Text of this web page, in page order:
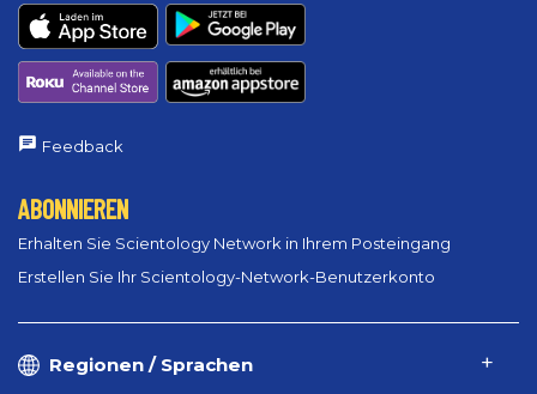
Feedback
ABONNIEREN
Erhalten Sie Scientology Network in Ihrem Posteingang
Erstellen Sie Ihr Scientology-Network-Benutzerkonto
Regionen / Sprachen